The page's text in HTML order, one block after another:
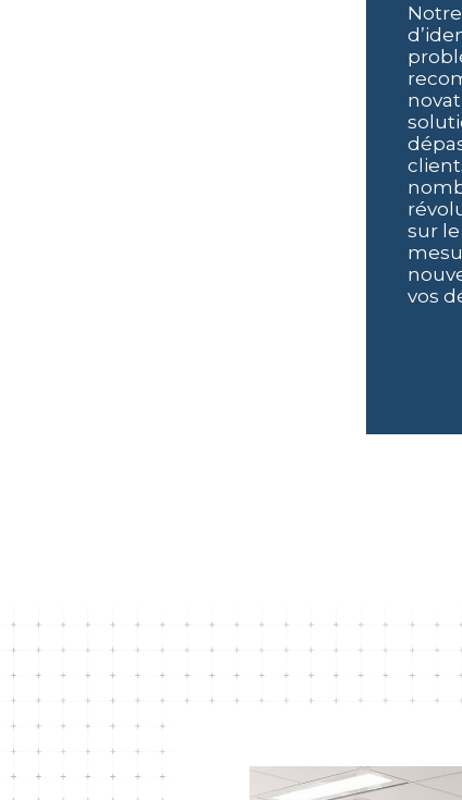
sur
vos